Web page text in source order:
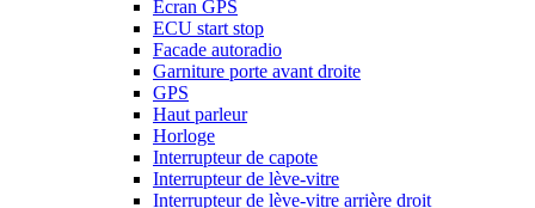
Ecran GPS
ECU start stop
Facade autoradio
Garniture porte avant droite
GPS
Haut parleur
Horloge
Interrupteur de capote
Interrupteur de lève-vitre
Interrupteur de lève-vitre arrière droit